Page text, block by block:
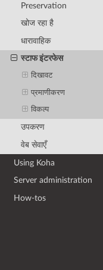
Preservation
खोज रहा है
धारावाहिक
स्टाफ इंटरफेस
दिखावट
प्रमाणीकरण
विकल्प
उपकरण
वेब सेवाएँ
Using Koha
Server administration
How-tos